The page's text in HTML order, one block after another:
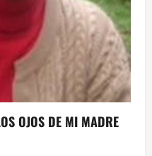
OJOS DE MI MADRE